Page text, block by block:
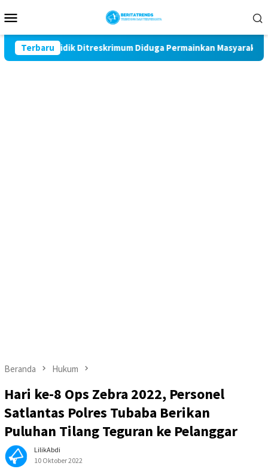
ke
Mobile
Terbaru
Wasidik Ditreskrimum Diduga Permainkan Masyarakat Kecil
Beranda Hukum
Hari ke-8 Ops Zebra 2022, Personel
Satlantas Polres Tubaba Berikan
Puluhan Tilang Teguran ke Pelanggar
LilikAbdi
10 Oktober 2022